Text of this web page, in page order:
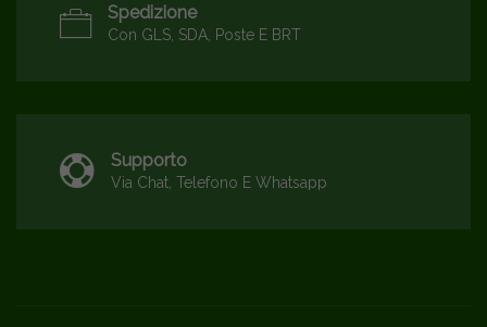
Spedizione
Con GLS, SDA, Poste E BRT
Supporto
Via Chat, Telefono E Whatsapp